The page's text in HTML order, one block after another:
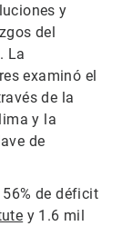
y
del
La
examinó el
de la
y la
de
de déficit
y 1.6 mil